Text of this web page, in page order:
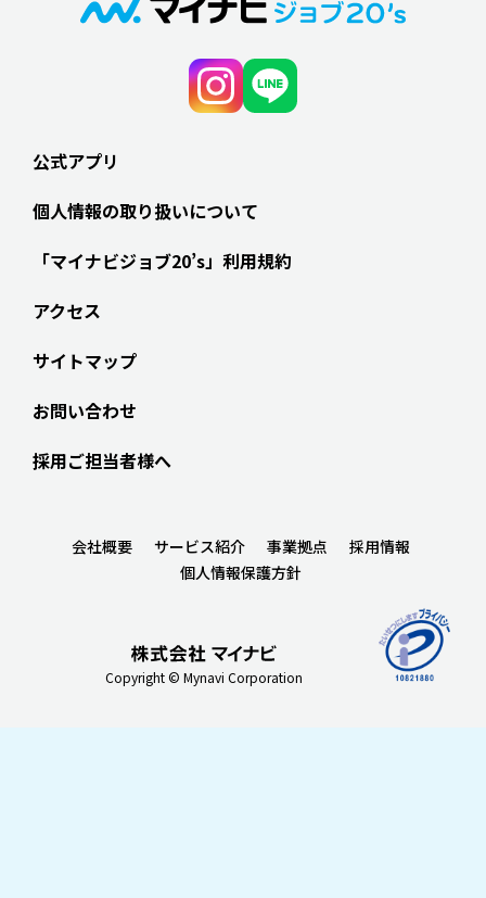
公式アプリ
個人情報の取り扱いについて
「マイナビジョブ20’s」利用規約
アクセス
サイトマップ
お問い合わせ
採用ご担当者様へ
Copyright © Mynavi Corporation
会社概要 サービス紹介 事業拠点
採用情報
個人情報保護方針